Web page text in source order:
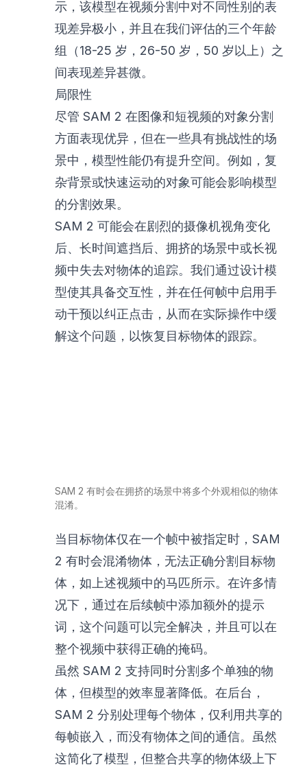
示，该模型在视频分割中对不同性别的表
现差异极小，并且在我们评估的三个年龄
组（18-25 岁，26-50 岁，50 岁以上）之
间表现差异甚微。
局限性
尽管 SAM 2 在图像和短视频的对象分割
方面表现优异，但在一些具有挑战性的场
景中，模型性能仍有提升空间。例如，复
杂背景或快速运动的对象可能会影响模型
的分割效果。
SAM 2 可能会在剧烈的摄像机视角变化
后、长时间遮挡后、拥挤的场景中或长视
频中失去对物体的追踪。我们通过设计模
型使其具备交互性，并在任何帧中启用手
动干预以纠正点击，从而在实际操作中缓
解这个问题，以恢复目标物体的跟踪。
SAM 2 有时会在拥挤的场景中将多个外观相似的物体
混淆。
当目标物体仅在一个帧中被指定时，SAM
2 有时会混淆物体，无法正确分割目标物
体，如上述视频中的马匹所示。在许多情
况下，通过在后续帧中添加额外的提示
词，这个问题可以完全解决，并且可以在
整个视频中获得正确的掩码。
虽然 SAM 2 支持同时分割多个单独的物
体，但模型的效率显著降低。在后台，
SAM 2 分别处理每个物体，仅利用共享的
每帧嵌入，而没有物体之间的通信。虽然
这简化了模型，但整合共享的物体级上下